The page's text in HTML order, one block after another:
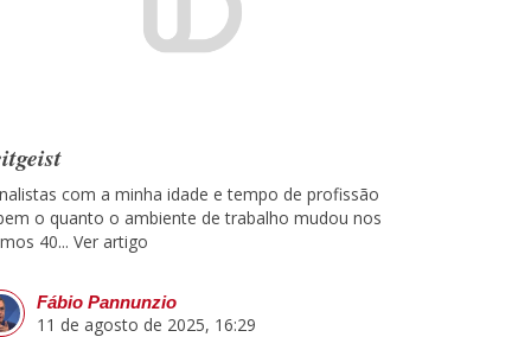
com a minha idade e tempo de profissão
o quanto o ambiente de trabalho mudou nos
40... Ver artigo
Fábio Pannunzio
11 de agosto de 2025, 16:29